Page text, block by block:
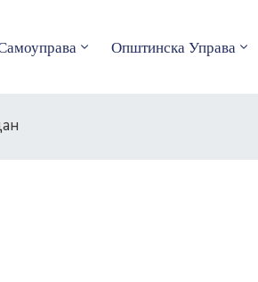
Општинска Управа